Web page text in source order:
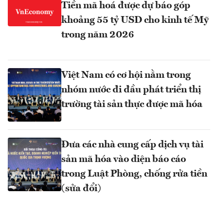
Tiền mã hoá được dự báo góp
khoảng 55 tỷ USD cho kinh tế Mỹ
trong năm 2026
Việt Nam có cơ hội nằm trong
nhóm nước đi đầu phát triển thị
trường tài sản thực được mã hóa
Đưa các nhà cung cấp dịch vụ tài
sản mã hóa vào diện báo cáo
trong Luật Phòng, chống rửa tiền
(sửa đổi)